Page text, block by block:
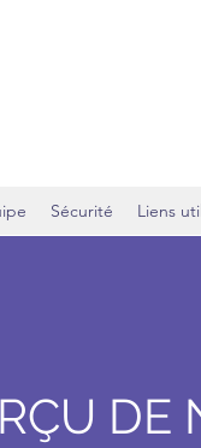
Sécurité Liens
DE